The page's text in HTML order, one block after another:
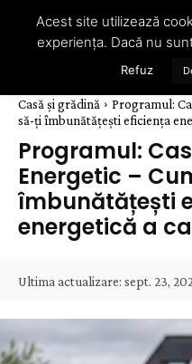
Casă și grădină
Programul:
să-ți îmbunătățești eficiența
Programul:
Energetic –
îmbunătățești
energetică a
Ultima actualizare: sept. 23,
Acest site utilizează
experiența. Dacă nu
Refuz